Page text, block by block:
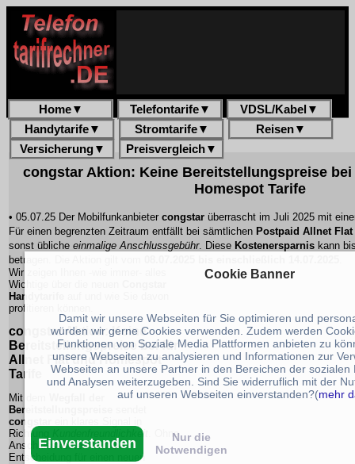
Home▼ Telefontarife▼ VDSL/Kabel ▼
Handytarife▼ Stromtarife▼ Reisen▼
Versicherung▼ Preisvergleich▼
congstar Aktion: Keine Bereitstellungspreise
Homespot Tarife
• 05.07.25 Der Mobilfunkanbieter congstar überrascht im Juli 2025 mit
Für einen begrenzten Zeitraum entfällt bei sämtlichen Postpaid Allnet Flat
sonst übliche einmalige Anschlussgebühr. Diese Kostenersparnis kann
betragen. Die Aktion gilt vom
Wir zeigen Ihnen -wie immer- alles
Wichtige über die neuen
Handytarife
profitieren können.
congstar Aktion: Keine
Bereitstellungspreise bei für
Allnet Flat und Homespot
Tarife
Mit dem
Bereitstellungspreise
congstar
Richtung
Kundenfreundlichkeit
. Ohne
Anschlusskosten fällt die
Entscheidung für einen neuen
Cookie Banner
Damit wir unsere Webseiten für Sie optimieren und
würden wir gerne Cookies verwenden. Zudem werden
Funktionen von Soziale Media Plattformen anbieten zu
unsere Webseiten zu analysieren und Informationen zur
Webseiten an unsere Partner in den Bereichen der sozialen
und Analysen weiterzugeben. Sind Sie widerruflich mit der
auf unseren Webseiten einverstanden?(mehr
Einverstanden
Nur die
Notwendigen